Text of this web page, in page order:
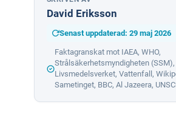
David Eriksson
Senast uppdaterad: 29 maj 2026
Faktagranskat mot IAEA, WHO,
Strålsäkerhetsmyndigheten (SSM),
Livsmedelsverket, Vattenfall,
Sametinget, BBC, Al Jazeera,